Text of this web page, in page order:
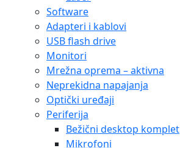
Software
Adapteri i kablovi
USB flash drive
Monitori
Mrežna oprema – aktivna
Neprekidna napajanja
Optički uređaji
Periferija
Bežični desktop komplet
Mikrofoni